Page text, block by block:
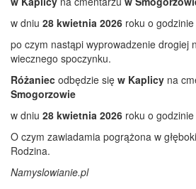
w dniu 28 kwietnia 2026 roku o godzinie
po czym nastąpi wyprowadzenie drogiej
wiecznego spoczynku.
Różaniec odbędzie się w Kaplicy na
Smogorzowie
w dniu 28 kwietnia 2026 roku o godzinie
O czym zawiadamia pogrążona w
Rodzina.
Namyslowianie.pl